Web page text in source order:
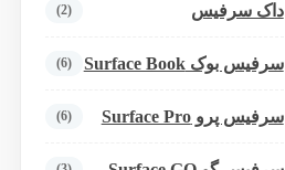
داک سرفیس (2)
سرفیس بوک Surface Book (6)
سرفیس پرو Surface Pro (6)